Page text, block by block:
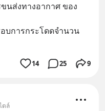
นส่งทางอากาศ ของ
การกระโดดจำนวน
14 25 9
ตล์